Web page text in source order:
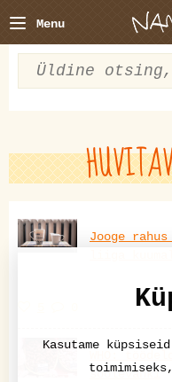
Menu
Jooge
WHO:
soolevähki
Kasutame